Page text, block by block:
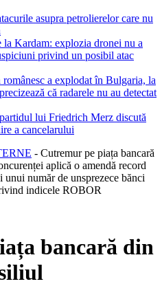
asupra petrolierelor care nu
Kardam: explozia dronei nu a
privind un posibil atac
a explodat în Bulgaria, la
că radarele nu au detectat
lui Friedrich Merz discută
a cancelarului
- Cutremur pe piața bancară
aplică o amendă record
unui număr de unsprezece bănci
indicele ROBOR
bancară din